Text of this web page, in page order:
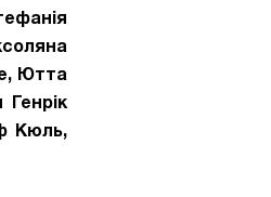
Ютта
Кюль,